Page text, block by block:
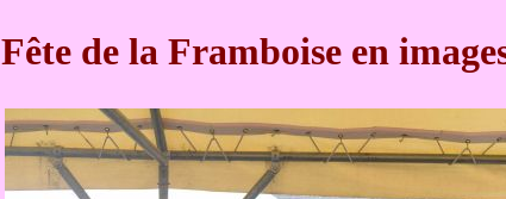
Fête de la Framboise en